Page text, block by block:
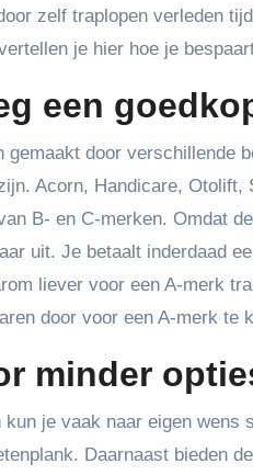
zelf traplopen verleden
je hier hoe je
een
gemaakt door verschillende
Acorn, Handicare, Otolift,
B- en C-merken. Omdat de
uit. Je betaalt inderdaad
liever voor een A-merk
door voor een A-merk te
minder
kun je vaak naar eigen
Daarnaast bieden